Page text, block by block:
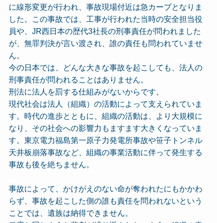
に線形変更が行われ、事故現場付近は急カーブとなりま
した。この事故では、工事が行われた当時の安全担当役
員や、JR西日本の歴代3社長の刑事責任が問われました
が、無罪判決が言い渡され、誰の責任も問われていませ
ん。
今の日本では、どんな大きな事故を起こしても、法人の
刑事責任が問われることはありません。
刑法に法人を罰する仕組みがないからです。
現代社会は法人（組織）の活動によって支えられていま
す。時代の進歩とともに、組織の活動は、より大規模に
なり、その社会への影響力もますます大きくなっていま
す。東京電力福島第一原子力発電所事故や笹子トンネル
天井板崩落事故など、組織の事業活動に伴って発生する
事故も後を絶ちません。
事故によって、かけがえのない命が奪われたにもかかわ
らず、事故を起こした側の誰も責任を問われないという
ことでは、遺族は納得できません。